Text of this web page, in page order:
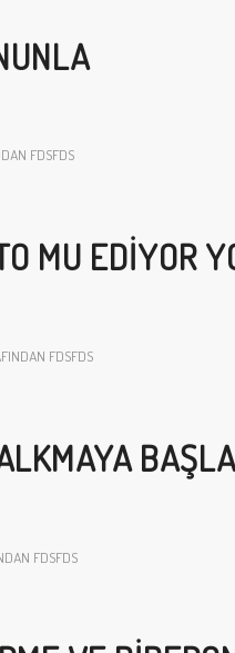
FDSFDS
MU EDIYOR
FDSFDS
FDSFDS